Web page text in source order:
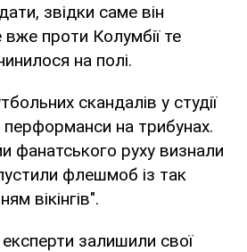
звідки саме він
проти Колумбії те
на полі.
скандалів у студії
перформанси на трибунах.
фанатського руху визнали
флешмоб із так
вікінгів".
експерти залишили свої